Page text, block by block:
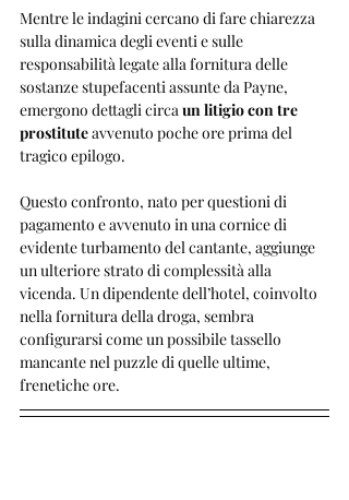
Mentre le indagini cercano di fare chiarezza
sulla dinamica degli eventi e sulle
responsabilità legate alla fornitura delle
sostanze stupefacenti assunte da Payne,
emergono dettagli circa un litigio con tre
prostitute avvenuto poche ore prima del
tragico epilogo.
Questo confronto, nato per questioni di
pagamento e avvenuto in una cornice di
evidente turbamento del cantante, aggiunge
un ulteriore strato di complessità alla
vicenda. Un dipendente dell’hotel, coinvolto
nella fornitura della droga, sembra
configurarsi come un possibile tassello
mancante nel puzzle di quelle ultime,
frenetiche ore.